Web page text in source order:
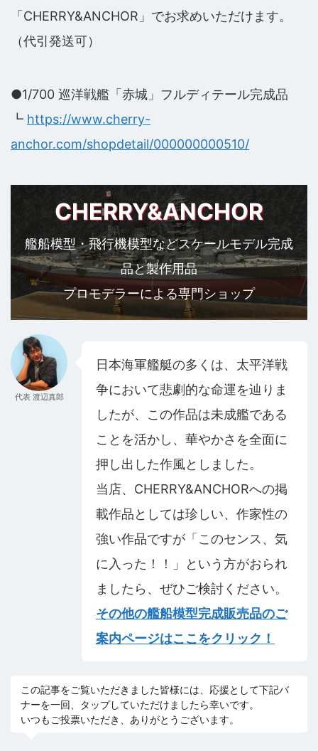
「CHERRY&ANCHOR」でお求めいただけます。
（代引発送可）
●1/700 巡洋戦艦「赤城」フルディテール完成品
┗ https://www.cherry-
anchor.com/shopdetail/000000000510/
CHERRY&ANCHOR
艦船模型・飛行機模型などスケールモデル完成
品と製作用品
プロモデラーによる専門ショップ
代表 渡辺真郎
日本海軍艦艇の多くは、太平洋戦
争において悲劇的な命運を辿りま
したが、この作品は未成艦である
ことを活かし、華やかさを全面に
押し出した作風としました。
当店、CHERRY&ANCHORへの掲
載作品としては珍しい、作家性の
強い作品ですが「このセンス、気
に入った！！」という方がおられ
ましたら、ぜひご検討ください。
その他の艦船模型完成販売品のご
案内ページはここをクリック！
この記事をご覧いただきました皆様には、応援として下記バ
ナーを一回、タップしていただけましたら幸いです。
いつもご投票いただき、ありがとうございます。